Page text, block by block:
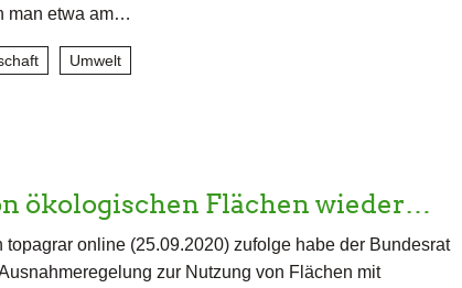
man etwa am…
Umwelt
ökologischen Flächen wieder…
topagrar online (25.09.2020) zufolge habe der Bundesrat
zur Nutzung von Flächen mit